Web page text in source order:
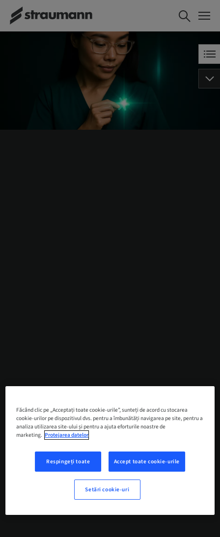
Făcând clic pe „Acceptați toate cookie-urile”, sunteți de acord cu stocarea
cookie-urilor pe dispozitivul dvs. pentru a îmbunătăți navigarea pe site, pentru a
analiza utilizarea site-ului și pentru a ajuta eforturile noastre de
marketing. Protejarea datelor
Respingeți toate Accept toate cookie-urile
Setări cookie-uri